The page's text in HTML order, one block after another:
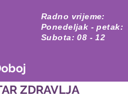
Radno vrijeme:
Ponedeljak - petak:
Subota: 08 - 12
ZDRAVLJA